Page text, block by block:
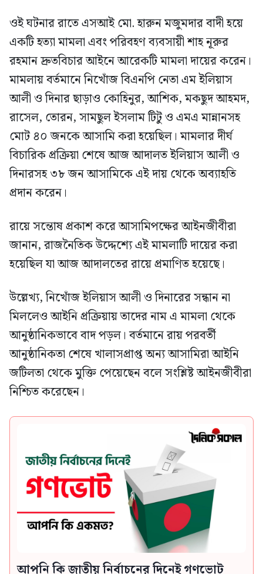
ওই ঘটনার রাতে এসআই মো. হারুন মজুমদার বাদী হয়ে
একটি হত্যা মামলা এবং পরিবহণ ব্যবসায়ী শাহ নূরুর
রহমান দ্রুতবিচার আইনে আরেকটি মামলা দায়ের করেন।
মামলায় বর্তমানে নিখোঁজ বিএনপি নেতা এম ইলিয়াস
আলী ও দিনার ছাড়াও কোহিনুর, আশিক, মকছুদ আহমদ,
রাসেল, তোরন, সামছুল ইসলাম টিটু ও এমএ মান্নানসহ
মোট ৪০ জনকে আসামি করা হয়েছিল। মামলার দীর্ঘ
বিচারিক প্রক্রিয়া শেষে আজ আদালত ইলিয়াস আলী ও
দিনারসহ ৩৮ জন আসামিকে এই দায় থেকে অব্যাহতি
প্রদান করেন।
রায়ে সন্তোষ প্রকাশ করে আসামিপক্ষের আইনজীবীরা
জানান, রাজনৈতিক উদ্দেশ্যে এই মামলাটি দায়ের করা
হয়েছিল যা আজ আদালতের রায়ে প্রমাণিত হয়েছে।
উল্লেখ্য, নিখোঁজ ইলিয়াস আলী ও দিনারের সন্ধান না
মিললেও আইনি প্রক্রিয়ায় তাদের নাম এ মামলা থেকে
আনুষ্ঠানিকভাবে বাদ পড়ল। বর্তমানে রায় পরবর্তী
আনুষ্ঠানিকতা শেষে খালাসপ্রাপ্ত অন্য আসামিরা আইনি
জটিলতা থেকে মুক্তি পেয়েছেন বলে সংশ্লিষ্ট আইনজীবীরা
নিশ্চিত করেছেন।
আপনি কি জাতীয় নির্বাচনের দিনেই গণভোট